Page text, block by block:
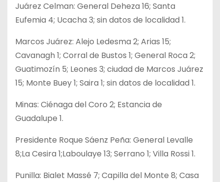
Juárez Celman: General Deheza 16; Santa
Eufemia 4; Ucacha 3; sin datos de localidad 1.
Marcos Juárez: Alejo Ledesma 2; Arias 15;
Cavanagh 1; Corral de Bustos 1; General Roca 2;
Guatimozín 5; Leones 3; ciudad de Marcos Juárez
15; Monte Buey 1; Saira 1; sin datos de localidad 1.
Minas: Ciénaga del Coro 2; Estancia de
Guadalupe 1.
Presidente Roque Sáenz Peña: General Levalle
8;La Cesira 1;Laboulaye 13; Serrano 1; Villa Rossi 1.
Punilla: Bialet Massé 7; Capilla del Monte 8; Casa